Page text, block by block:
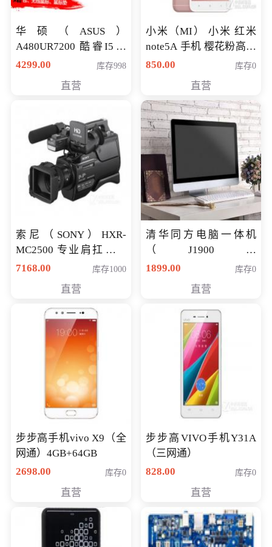
华硕（ASUS）
A480UR7200 酷睿I5超
薄学生办公游戏独显笔
NV930-2G独
4299.00 库存998
直营
小米（MI） 小米 红米
note5A 手机 樱花粉高配
版 全网通(3G+32G)
850.00 库存0
直营
索尼（SONY）HXR-
MC2500 专业肩扛式存
储卡全高清摄录一体机
清入门级摄像机
7168.00 库存1000
直营
清华同方电脑一体机
（J1900四
核/4G/120G0.8CM厚度
1899.00 库存0
直营
步步高手机vivo X9（全
网通）4GB+64GB
2698.00
库存0
直营
步步高VIVO手机Y31A
（三网通）
828.00
库存0
直营